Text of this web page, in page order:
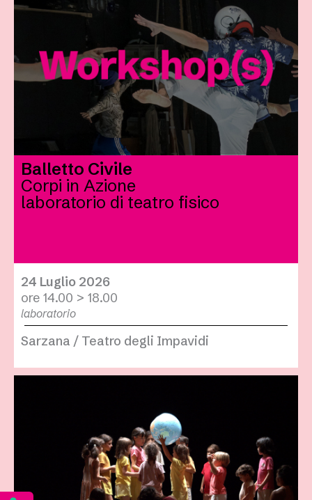
Balletto Civile
Corpi in Azione
laboratorio di teatro fisico
24 Luglio 2026
ore 14.00 > 18.00
laboratorio
Sarzana / Teatro degli Impavidi